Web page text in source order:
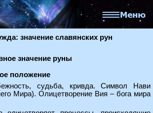
значение славянских рун
значение руны
положение
судьба, кривда. Символ Нави
Мира). Олицетворение Вия – бога мира